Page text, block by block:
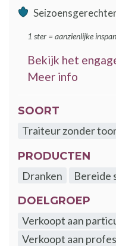
1 ster = aanzienlijke
Bekijk het
Meer info
SOORT
Traiteur zonder
PRODUCTEN
Dranken
Bereide
DOELGROEP
Verkoopt aan
Verkoopt aan